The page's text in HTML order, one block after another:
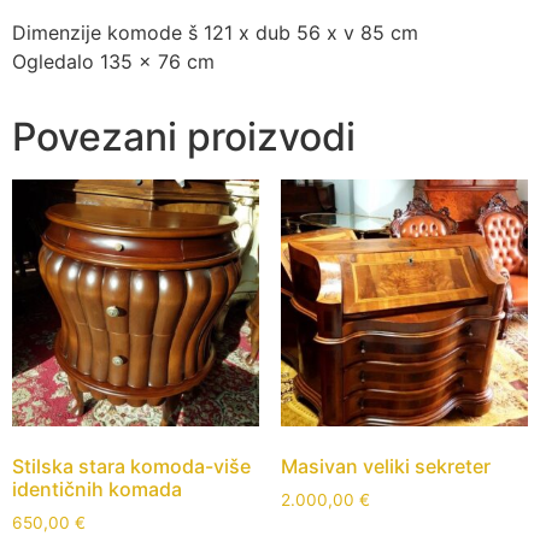
Dimenzije komode š 121 x dub 56 x v 85 cm
Ogledalo 135 x 76 cm
Povezani proizvodi
Stilska stara komoda-više
identičnih komada
650,00 €
Masivan veliki sekreter
2.000,00 €